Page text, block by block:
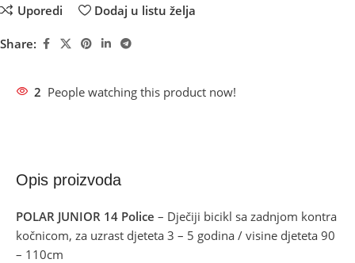
Uporedi Dodaj u listu želja
Share:
2 People watching this product now!
Opis proizvoda
POLAR JUNIOR 14 Police – Dječiji bicikl sa zadnjom kontra
kočnicom, za uzrast djeteta 3 – 5 godina / visine djeteta 90
– 110cm